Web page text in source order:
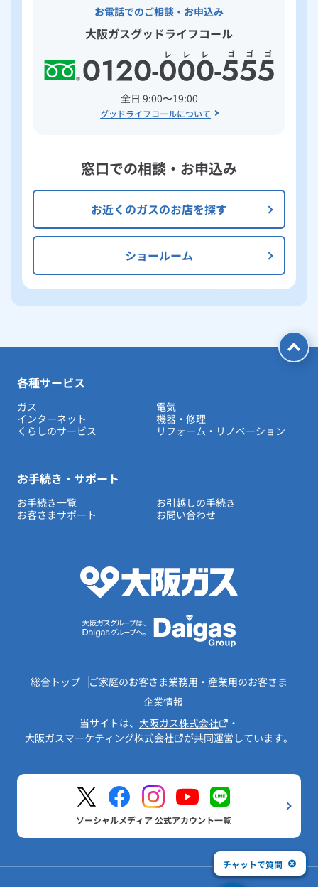
お電話でのご相談・お申込み
大阪ガスグッドライフコール
全日 9:00〜19:00
グッドライフコールについて
窓口での相談・お申込み
お近くのガスのお店を探す
ショールーム
各種サービス
ガス
電気
インターネット
機器・修理
くらしのサービス
リフォーム・リノベーション
お手続き・サポート
お手続き一覧
お引越しの手続き
お客さまサポート
お問い合わせ
総合トップ ご家庭のお客さま業務用・産業用のお客さま
企業情報
当サイトは、 大阪ガス株式会社
・
大阪ガスマーケティング株式会社
が共同運営しています。
ソーシャルメディア 公式アカウント一覧
チャットで質問